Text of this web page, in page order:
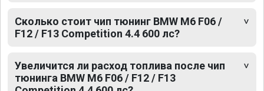
Сколько стоит чип тюнинг BMW M6 F06 /
F12 / F13 Competition 4.4 600 лс?
Увеличится ли расход топлива после чип
тюнинга BMW M6 F06 / F12 / F13